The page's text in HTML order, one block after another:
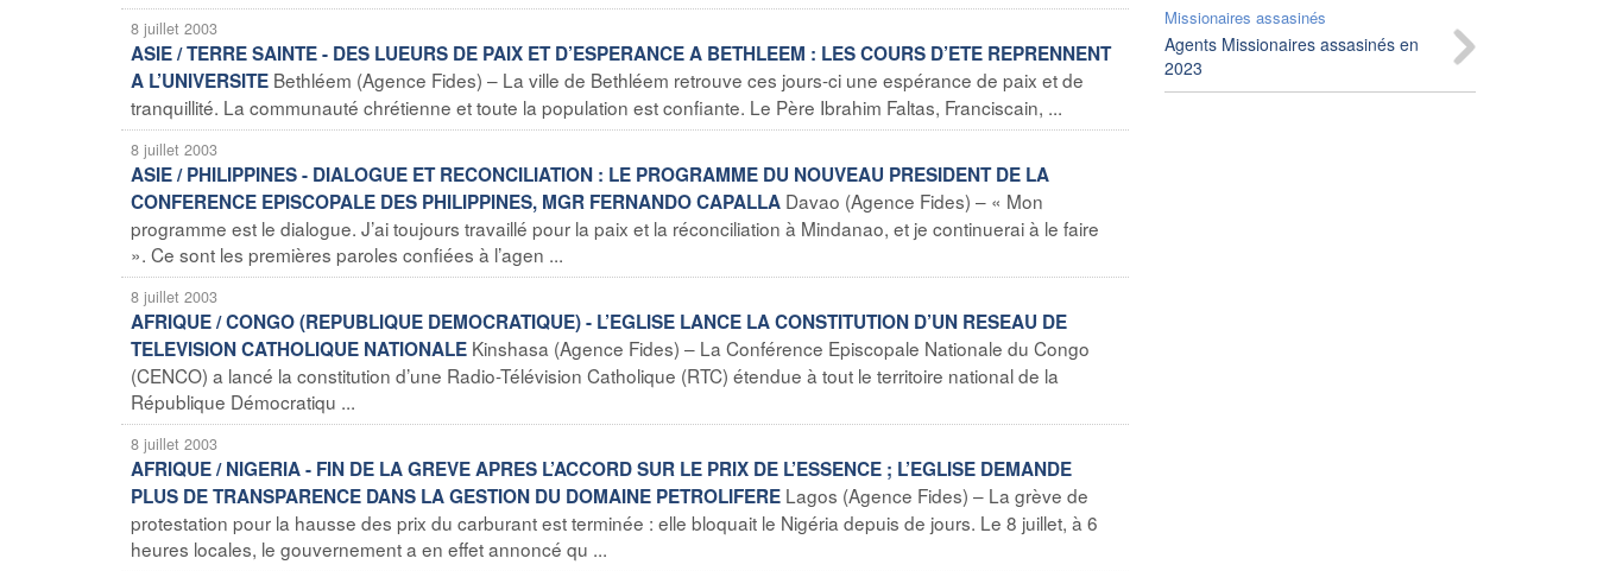
8 juillet 2003
ASIE / TERRE SAINTE - DES LUEURS DE PAIX ET D’ESPERANCE A BETHLEEM : LES COURS D’ETE REPRENNENT
A L’UNIVERSITE Bethléem (Agence Fides) – La ville de Bethléem retrouve ces jours-ci une espérance de paix et de
tranquillité. La communauté chrétienne et toute la population est confiante. Le Père Ibrahim Faltas, Franciscain, ...
8 juillet 2003
ASIE / PHILIPPINES - DIALOGUE ET RECONCILIATION : LE PROGRAMME DU NOUVEAU PRESIDENT DE LA
CONFERENCE EPISCOPALE DES PHILIPPINES, MGR FERNANDO CAPALLA Davao (Agence Fides) – « Mon
programme est le dialogue. J’ai toujours travaillé pour la paix et la réconciliation à Mindanao, et je continuerai à le faire
». Ce sont les premières paroles confiées à l’agen ...
8 juillet 2003
AFRIQUE / CONGO (REPUBLIQUE DEMOCRATIQUE) - L’EGLISE LANCE LA CONSTITUTION D’UN RESEAU DE
TELEVISION CATHOLIQUE NATIONALE Kinshasa (Agence Fides) – La Conférence Episcopale Nationale du Congo
(CENCO) a lancé la constitution d’une Radio-Télévision Catholique (RTC) étendue à tout le territoire national de la
République Démocratiqu ...
8 juillet 2003
AFRIQUE / NIGERIA - FIN DE LA GREVE APRES L’ACCORD SUR LE PRIX DE L’ESSENCE ; L’EGLISE DEMANDE
PLUS DE TRANSPARENCE DANS LA GESTION DU DOMAINE PETROLIFERE Lagos (Agence Fides) – La grève de
protestation pour la hausse des prix du carburant est terminée : elle bloquait le Nigéria depuis de jours. Le 8 juillet, à 6
heures locales, le gouvernement a en effet annoncé qu ...
Missionaires assasinés
Agents Missionaires assasinés en
2023